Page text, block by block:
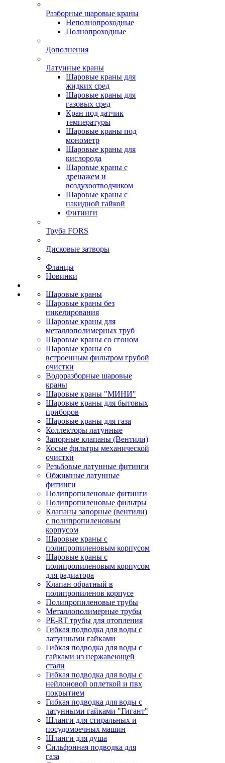
Разборные шаровые краны
Неполнопроходные
Полнопроходные
Дополнения
Латунные краны
Шаровые краны для
жидких сред
Шаровые краны для
газовых сред
Кран под датчик
температуры
Шаровые краны под
монометр
Шаровые краны для
кислорода
Шаровые краны с
дренажем и
воздухоотводчиком
Шаровые краны с
накидной гайкой
Фитинги
Труба FORS
Дисковые затворы
Фланцы
Новинки
Шаровые краны
Шаровые краны без
никелирования
Шаровые краны для
металлополимерных труб
Шаровые краны со сгоном
Шаровые краны со
встроенным фильтром грубой
очистки
Водоразборные шаровые
краны
Шаровые краны "МИНИ"
Шаровые краны для бытовых
приборов
Шаровые краны для газа
Коллекторы латунные
Запорные клапаны (Вентили)
Косые фильтры механической
очистки
Резьбовые латунные фитинги
Обжимные латунные
фитинги
Полипропиленовые фитинги
Полипропиленовые фильтры
Клапаны запорные (вентили)
с полипропиленовым
корпусом
Шаровые краны с
полипропиленовым корпусом
Шаровые краны с
полипропиленовым корпусом
для радиатора
Клапан обратный в
полипропиленов корпусе
Полипропиленовые трубы
Металлополимерные трубы
PE-RT трубы для отопления
Гибкая подводка для воды с
латунными гайками
Гибкая подводка для воды с
гайками из нержавеющей
стали
Гибкая подводка для воды с
нейлоновой оплеткой и пвх
покрытием
Гибкая подводка для воды с
латунными гайками "Гигант"
Шланги для стиральных и
посудомоечных машин
Шланги для душа
Сильфонная подводка для
газа